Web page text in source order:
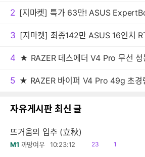
2
3
4
5
자유게시판 최신 글
뜨거움의 입추 (立秋)
M1 까망여우 10:23:12
읽
23
공1